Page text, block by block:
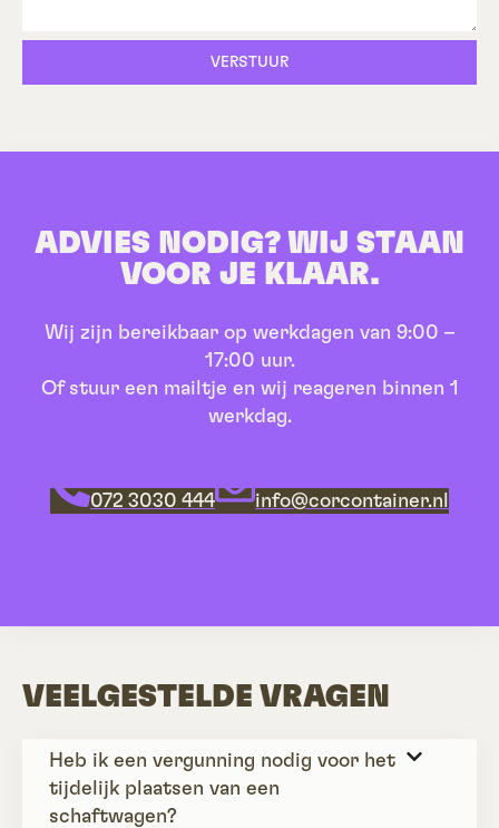
VERSTUUR
ADVIES NODIG? WIJ STAAN
VOOR JE KLAAR.
Wij zijn bereikbaar op werkdagen van 9:00 –
17:00 uur.
Of stuur een mailtje en wij reageren binnen 1
werkdag.
072 3030 444 info@corcontainer.nl
VEELGESTELDE VRAGEN
Heb ik een vergunning nodig voor het
tijdelijk plaatsen van een
schaftwagen?